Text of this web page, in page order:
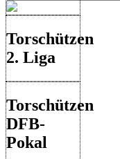
Torschützen
2. Liga
Torschützen
DFB-
Pokal